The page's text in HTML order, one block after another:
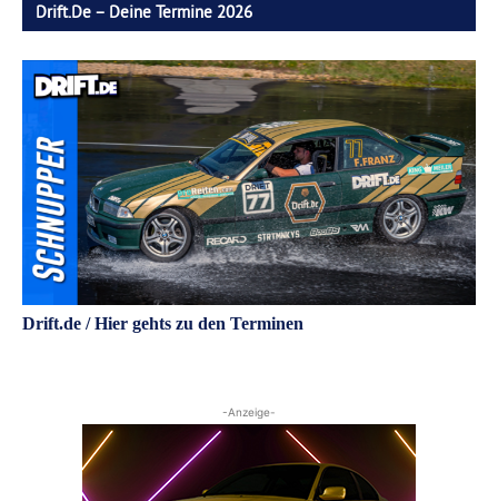
Drift.de – Deine Termine 2026
Drift.de / Hier gehts zu den Terminen
-Anzeige-